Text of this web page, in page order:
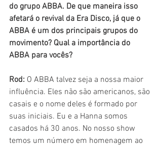
do grupo ABBA. De que maneira isso
afetará o revival da Era Disco, já que o
ABBA é um dos principais grupos do
movimento? Qual a importância do
ABBA para vocês?
Rod: O ABBA talvez seja a nossa maior
influência. Eles não são americanos, são
casais e o nome deles é formado por
suas iniciais. Eu e a Hanna somos
casados há 30 anos. No nosso show
temos um número em homenagem ao